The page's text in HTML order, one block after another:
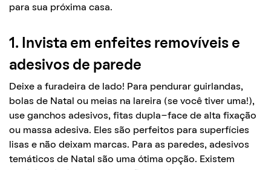
para sua próxima casa.
1. Invista em enfeites removíveis e
adesivos de parede
Deixe a furadeira de lado! Para pendurar guirlandas,
bolas de Natal ou meias na lareira (se você tiver uma!),
use ganchos adesivos, fitas dupla-face de alta fixação
ou massa adesiva. Eles são perfeitos para superfícies
lisas e não deixam marcas. Para as paredes, adesivos
temáticos de Natal são uma ótima opção. Existem